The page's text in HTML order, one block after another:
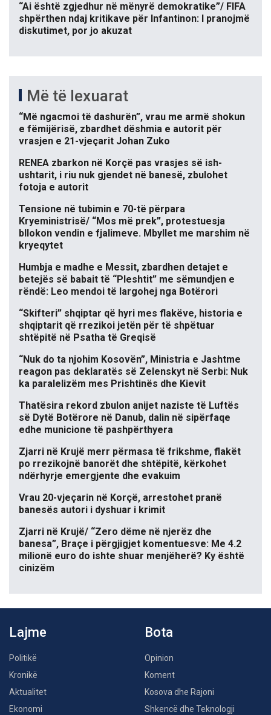
“Ai është zgjedhur në mënyrë demokratike”/ FIFA
shpërthen ndaj kritikave për Infantinon: I pranojmë
diskutimet, por jo akuzat
Më të lexuarat
“Më ngacmoi të dashurën”, vrau me armë shokun
e fëmijërisë, zbardhet dëshmia e autorit për
vrasjen e 21-vjeçarit Johan Zuko
RENEA zbarkon në Korçë pas vrasjes së ish-
ushtarit, i riu nuk gjendet në banesë, zbulohet
fotoja e autorit
Tensione në tubimin e 70-të përpara
Kryeministrisë/ “Mos më prek”, protestuesja
bllokon vendin e fjalimeve. Mbyllet me marshim në
kryeqytet
Humbja e madhe e Messit, zbardhen detajet e
betejës së babait të “Pleshtit” me sëmundjen e
rëndë: Leo mendoi të largohej nga Botërori
“Skifteri” shqiptar që hyri mes flakëve, historia e
shqiptarit që rrezikoi jetën për të shpëtuar
shtëpitë në Psatha të Greqisë
“Nuk do ta njohim Kosovën”, Ministria e Jashtme
reagon pas deklaratës së Zelenskyt në Serbi: Nuk
ka paralelizëm mes Prishtinës dhe Kievit
Thatësira rekord zbulon anijet naziste të Luftës
së Dytë Botërore në Danub, dalin në sipërfaqe
edhe municione të pashpërthyera
Zjarri në Krujë merr përmasa të frikshme, flakët
po rrezikojnë banorët dhe shtëpitë, kërkohet
ndërhyrje emergjente dhe evakuim
Vrau 20-vjeçarin në Korçë, arrestohet pranë
banesës autori i dyshuar i krimit
Zjarri në Krujë/ “Zero dëme në njerëz dhe
banesa”, Braçe i përgjigjet komentuesve: Me 4.2
milionë euro do ishte shuar menjëherë? Ky është
cinizëm
Lajme
Politikë
Kronikë
Aktualitet
Ekonomi
Bota
Opinion
Koment
Kosova dhe Rajoni
Shkencë dhe Teknologji